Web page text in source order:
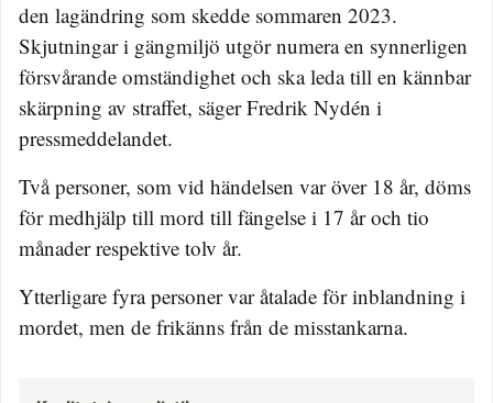
den lagändring som skedde sommaren 2023.
Skjutningar i gängmiljö utgör numera en synnerligen
försvårande omständighet och ska leda till en kännbar
skärpning av straffet, säger Fredrik Nydén i
pressmeddelandet.
Två personer, som vid händelsen var över 18 år, döms
för medhjälp till mord till fängelse i 17 år och tio
månader respektive tolv år.
Ytterligare fyra personer var åtalade för inblandning i
mordet, men de frikänns från de misstankarna.